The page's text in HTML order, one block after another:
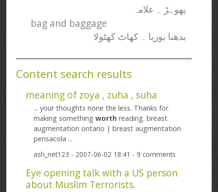
پھوہڑ ۔ علامہ
bag and baggage
بدھنا بوریا ۔ کھاٹ کھٹولا
Content search results
meaning of zoya , zuha , suha
... your thoughts none the less. Thanks for
making somethingworth reading. breast
augmentation ontario | breast augmentation
pensacola ...
ash_net123 - 2007-06-02 18:41 - 9 comments
Eye opening talk with a US person
about Muslim Terrorists.